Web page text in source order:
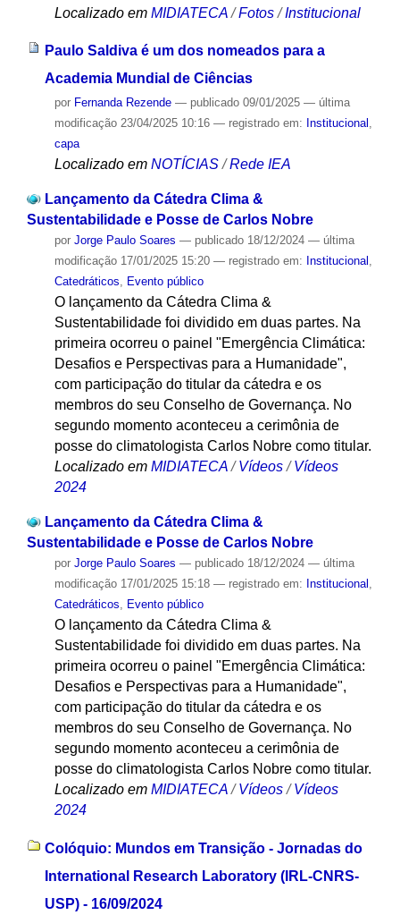
Localizado em MIDIATECA /Fotos /Institucional
Paulo Saldiva é um dos nomeados para a
Academia Mundial de Ciências
por Fernanda Rezende — publicado09/01/2025 — última
modificação23/04/2025 10:16 — registrado em: Institucional ,
capa
Localizado em NOTÍCIAS /Rede IEA
Lançamento da Cátedra Clima &
Sustentabilidade e Posse de Carlos Nobre
por Jorge Paulo Soares — publicado18/12/2024 — última
modificação17/01/2025 15:20 — registrado em: Institucional ,
Catedráticos, Evento público
O lançamento da Cátedra Clima &
Sustentabilidade foi dividido em duas partes. Na
primeira ocorreu o painel "Emergência Climática:
Desafios e Perspectivas para a Humanidade",
com participação do titular da cátedra e os
membros do seu Conselho de Governança. No
segundo momento aconteceu a cerimônia de
posse do climatologista Carlos Nobre como titular.
Localizado em MIDIATECA /Vídeos /Vídeos
2024
Lançamento da Cátedra Clima &
Sustentabilidade e Posse de Carlos Nobre
por Jorge Paulo Soares — publicado18/12/2024 — última
modificação17/01/2025 15:18 — registrado em: Institucional
Catedráticos
Evento público
O lançamento da Cátedra Clima &
Sustentabilidade foi dividido em duas partes. Na
primeira ocorreu o painel "Emergência Climática:
Desafios e Perspectivas para a Humanidade",
com participação do titular da cátedra e os
membros do seu Conselho de Governança. No
segundo momento aconteceu a cerimônia de
posse do climatologista Carlos Nobre como titular.
Localizado em MIDIATECA /Vídeos /Vídeos
2024
Colóquio: Mundos em Transição - Jornadas do
International Research Laboratory (IRL-CNRS-
USP) - 16/09/2024